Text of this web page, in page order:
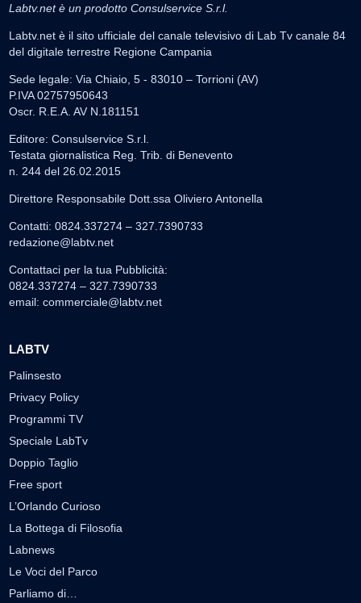
Labtv.net è un prodotto Consulservice S.r.l.
Labtv.net è il sito ufficiale del canale televisivo di Lab Tv canale 84
del digitale terrestre Regione Campania
Sede legale: Via Chiaio, 5 - 83010 – Torrioni (AV)
P.IVA 02757950643
Oscr. R.E.A. AV N.181151
Editore: Consulservice S.r.l.
Testata giornalistica Reg. Trib. di Benevento
n. 244 del 26.02.2015
Direttore Responsabile Dott.ssa Oliviero Antonella
Contatti: 0824.337274 – 327.7390733
redazione@labtv.net
Contattaci per la tua Pubblicità:
0824.337274 – 327.7390733
email: commerciale@labtv.net
LABTV
Palinsesto
Privacy Policy
Programmi TV
Speciale LabTv
Doppio Taglio
Free sport
L’Orlando Curioso
La Bottega di Filosofia
Labnews
Le Voci del Parco
Parliamo di…